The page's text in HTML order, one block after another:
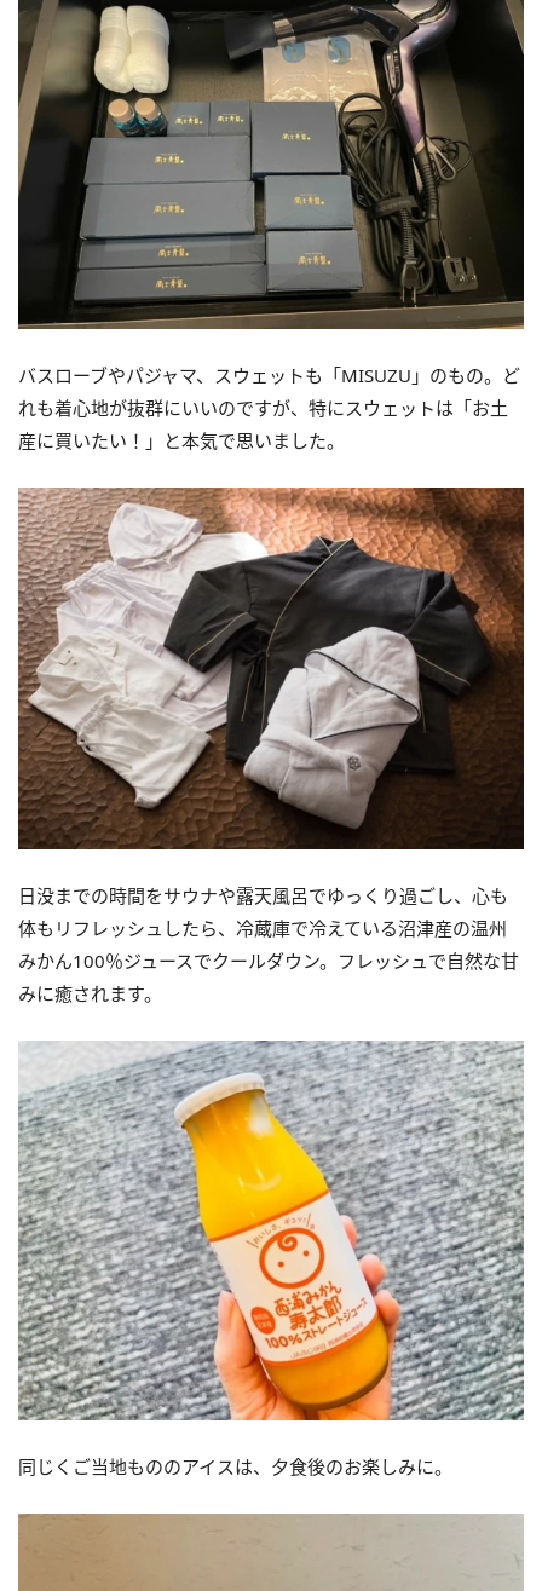
バスローブやパジャマ、スウェットも「MISUZU」のもの。ど
れも着心地が抜群にいいのですが、特にスウェットは「お土
産に買いたい！」と本気で思いました。
日没までの時間をサウナや露天風呂でゆっくり過ごし、心も
体もリフレッシュしたら、冷蔵庫で冷えている沼津産の温州
みかん100％ジュースでクールダウン。フレッシュで自然な甘
みに癒されます。
同じくご当地もののアイスは、夕食後のお楽しみに。